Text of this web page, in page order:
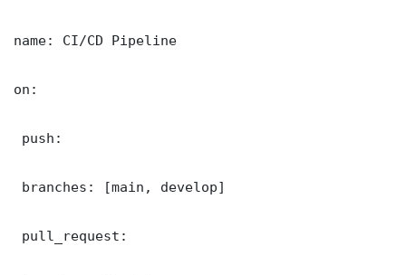
name: CI/CD Pipeline
on:
push:
branches: [main, develop]
pull_request: